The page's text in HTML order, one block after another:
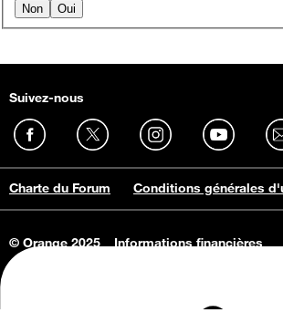
Non Oui
Suivez-nous
Charte du Forum Conditions générales
© Orange 2025
Informations financières